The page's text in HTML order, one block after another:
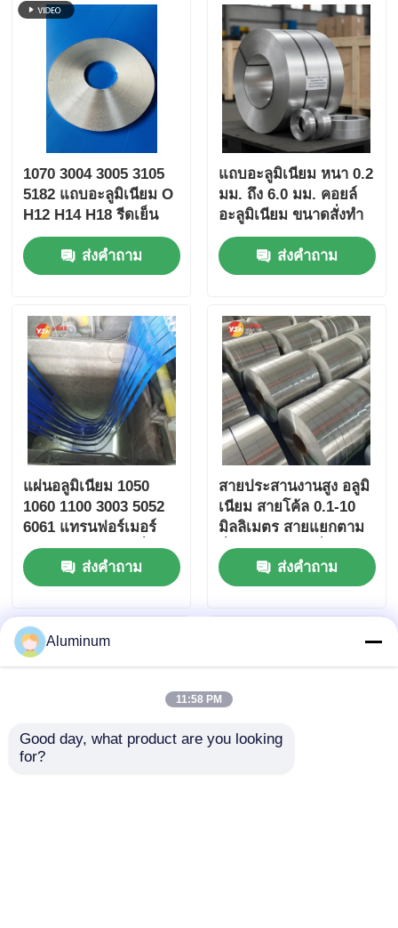
1070 3004 3005 3105
5182 แถบอะลูมิเนียม O
H12 H14 H18 รีดเย็น
รีดร้อน 0.2-4 มม. ความ
กว้างแม่นยำ ±0.2 มม.
บัสบาร์ พร้อมใบรับรอง
SGS ROHS
ส่งคำถาม
แถบอะลูมิเนียม หนา 0.2
มม. ถึง 6.0 มม. คอยล์
อะลูมิเนียม ขนาดสั่งทำ
พิเศษ เหมาะสำหรับงาน
บรรจุภัณฑ์ไฟฟ้าและ
โครงการก่อสร้าง
ส่งคำถาม
แผ่นอลูมิเนียม 1050
1060 1100 3003 5052
6061 แทรนฟอร์เมอร์
ลาย LED ไฟฟ้าเครื่อง
ดื่ม หมวกหอมหอม
เนื้อหา ผ้าม่านเวเนเซียน
ความกว้างและความ
ร้อนตามต้องการ
ส่งคำถาม
สายประสานงานสูง อลูมิ
เนียม สายโค้ล 0.1-10
มิลลิเมตร สายแยกตาม
สั่ง สําหรับสายเชื่อม
แบตเตอรี่ สายเคเบิล
ป้องกัน อัตโนมัติ รีเดีย
ส่งคำถาม
Aluminum
11:58 PM
Good day, what product are you looking
for?